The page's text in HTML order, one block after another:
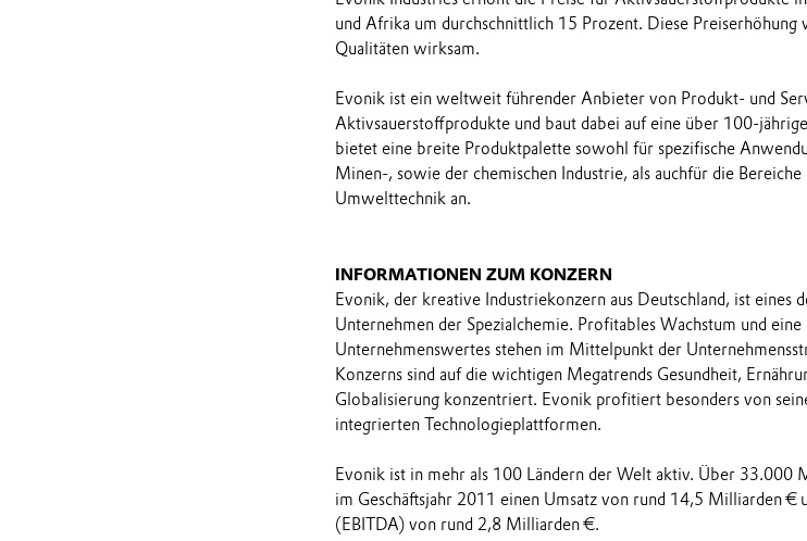
und Afrika um durchschnittlich 15 Prozent. Diese
Qualitäten wirksam.
Evonik ist ein weltweit führender Anbieter von Produkt- und
Aktivsauerstoffprodukte und baut dabei auf eine über 100-
bietet eine breite Produktpalette sowohl für spezifische
Minen-, sowie der chemischen Industrie, als auchfür die
Umwelttechnik an.
INFORMATIONEN ZUM KONZERN
Evonik, der kreative Industriekonzern aus Deutschland, ist eines
Unternehmen der Spezialchemie. Profitables Wachstum und eine
Unternehmenswertes stehen im Mittelpunkt der
Konzerns sind auf die wichtigen Megatrends Gesundheit,
Globalisierung konzentriert. Evonik profitiert besonders von
integrierten Technologieplattformen.
Evonik ist in mehr als 100 Ländern der Welt aktiv. Über 33.000
im Geschäftsjahr 2011 einen Umsatz von rund 14,5 Milliarden €
(EBITDA) von rund 2,8 Milliarden €.